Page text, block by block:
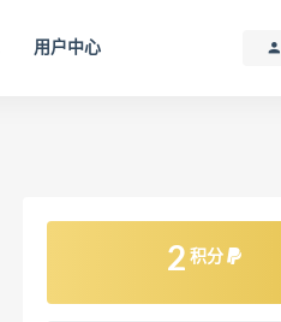
用户中心
2 积分